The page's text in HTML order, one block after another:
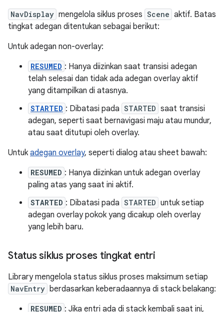
NavDisplay mengelola siklus proses Scene aktif. Batas
tingkat adegan ditentukan sebagai berikut:
Untuk adegan non-overlay:
RESUMED : Hanya diizinkan saat transisi adegan
telah selesai dan tidak ada adegan overlay aktif
yang ditampilkan di atasnya.
STARTED : Dibatasi pada STARTED saat transisi
adegan, seperti saat bernavigasi maju atau mundur,
atau saat ditutupi oleh overlay.
Untuk adegan overlay, seperti dialog atau sheet bawah:
RESUMED : Hanya diizinkan untuk adegan overlay
paling atas yang saat ini aktif.
STARTED : Dibatasi pada STARTED untuk setiap
adegan overlay pokok yang dicakup oleh overlay
yang lebih baru.
Status siklus proses tingkat entri
Library mengelola status siklus proses maksimum setiap
NavEntry berdasarkan keberadaannya di stack belakang:
RESUMED : Jika entri ada di stack kembali saat ini,